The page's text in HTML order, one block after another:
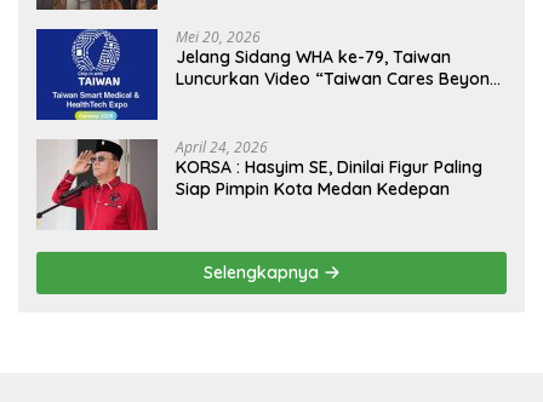
MBG, Perkuat Pengawasan Program
Pemerintah
Mei 20, 2026
Jelang Sidang WHA ke-79, Taiwan
Luncurkan Video “Taiwan Cares Beyond
April 24, 2026
KORSA : Hasyim SE, Dinilai Figur Paling
Siap Pimpin Kota Medan Kedepan
Selengkapnya